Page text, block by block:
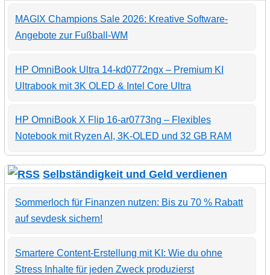
MAGIX Champions Sale 2026: Kreative Software-
Angebote zur Fußball-WM
HP OmniBook Ultra 14-kd0772ngx – Premium KI
Ultrabook mit 3K OLED & Intel Core Ultra
HP OmniBook X Flip 16-ar0773ng – Flexibles
Notebook mit Ryzen AI, 3K-OLED und 32 GB RAM
Selbständigkeit und Geld verdienen
Sommerloch für Finanzen nutzen: Bis zu 70 % Rabatt
auf sevdesk sichern!
Smartere Content-Erstellung mit KI: Wie du ohne
Stress Inhalte für jeden Zweck produzierst